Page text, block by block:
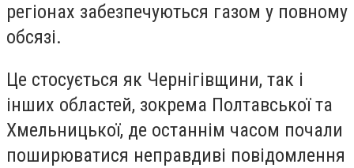
регіонах забезпечуються газом у повному
обсязі.
Це стосується як Чернігівщини, так і
інших областей, зокрема Полтавської та
Хмельницької, де останнім часом почали
поширюватися неправдиві повідомлення